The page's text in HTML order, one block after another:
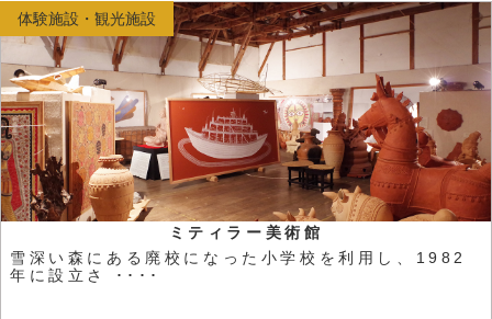
ミティラー美術館
雪深い森にある廃校になった小学校を利用し、1982
年に設立さ ････
体験施設・観光施設